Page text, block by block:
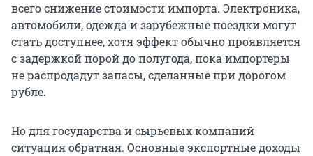
всего снижение стоимости импорта. Электроника,
автомобили, одежда и зарубежные поездки могут
стать доступнее, хотя эффект обычно проявляется
с задержкой порой до полугода, пока импортеры
не распродадут запасы, сделанные при дорогом
рубле.
Но для государства и сырьевых компаний
ситуация обратная. Основные экспортные доходы